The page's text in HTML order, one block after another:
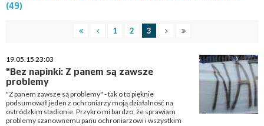
(49)
1 2 3
19.05.15 23:03
"Bez napinki: Z panem są zawsze
problemy
"Z panem zawsze są problemy" - tak o to pięknie
podsumował jeden z ochroniarzy moją działalność na
ostródzkim stadionie. Przykro mi bardzo, że sprawiam
problemy szanownemu panu ochroniarzowi i wszystkim